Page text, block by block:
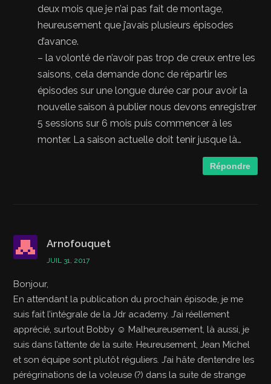
deux mois que je n’ai pas fait de montage,
heureusement que j’avais plusieurs épisodes
d’avance.
– la volonté de n’avoir pas trop de creux entre les
saisons, cela demande donc de répartir les
épisodes sur une longue durée car pour avoir la
nouvelle saison à publier nous devons enregistrer
5 sessions sur 6 mois puis commencer à les
monter. La saison actuelle doit tenir jusque là…
Répondre
Arnofouquet
JUIL 31, 2017
Bonjour,
En attendant la publication du prochain épisode, je me
suis fait l’intégrale de la Jdr academy. J’ai réellement
apprécié, surtout Bobby ☺ Malheureusement, là aussi, je
suis dans l’attente de la suite. Heureusement, Jean Michel
et son équipe sont plutôt réguliers. J’ai hâte d’entendre les
pérégrinations de la voleuse (?) dans la suite de strange